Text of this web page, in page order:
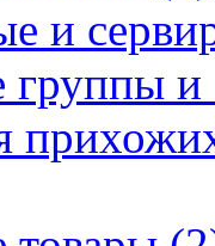
и
группы и